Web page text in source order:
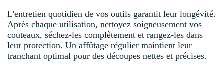
L'entretien quotidien de vos outils garantit leur longévité.
Après chaque utilisation, nettoyez soigneusement vos
couteaux, séchez-les complètement et rangez-les dans
leur protection. Un affûtage régulier maintient leur
tranchant optimal pour des découpes nettes et précises.